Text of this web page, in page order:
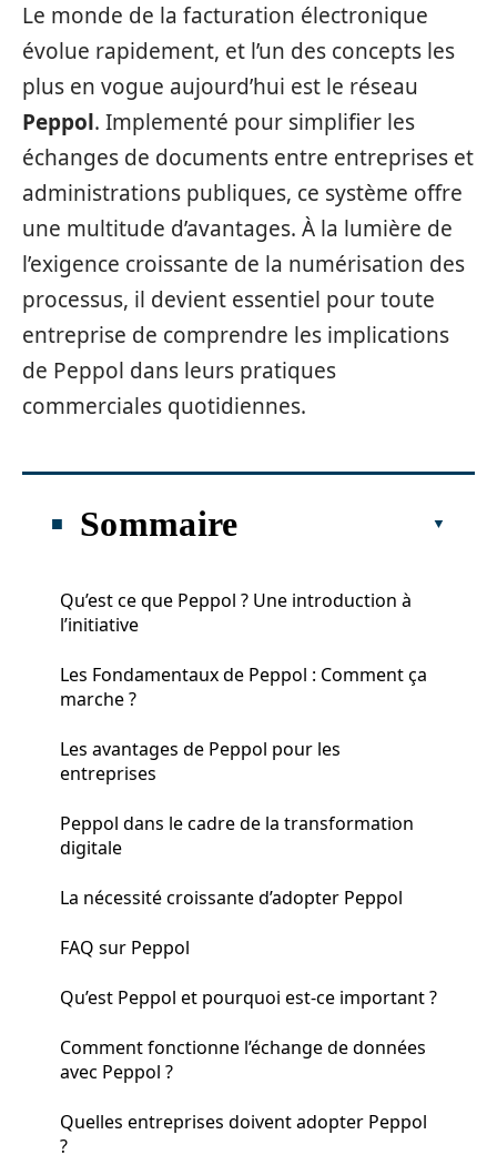
Le monde de la facturation électronique
évolue rapidement, et l’un des concepts les
plus en vogue aujourd’hui est le réseau
Peppol. Implementé pour simplifier les
échanges de documents entre entreprises et
administrations publiques, ce système offre
une multitude d’avantages. À la lumière de
l’exigence croissante de la numérisation des
processus, il devient essentiel pour toute
entreprise de comprendre les implications
de Peppol dans leurs pratiques
commerciales quotidiennes.
Sommaire
Qu’est ce que Peppol ? Une introduction à
l’initiative
Les Fondamentaux de Peppol : Comment ça
marche ?
Les avantages de Peppol pour les
entreprises
Peppol dans le cadre de la transformation
digitale
La nécessité croissante d’adopter Peppol
FAQ sur Peppol
Qu’est Peppol et pourquoi est-ce important ?
Comment fonctionne l’échange de données
avec Peppol ?
Quelles entreprises doivent adopter Peppol
?